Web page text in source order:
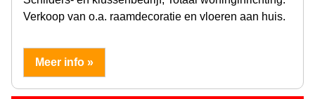
Verkoop van o.a. raamdecoratie en vloeren aan huis.
Meer info »